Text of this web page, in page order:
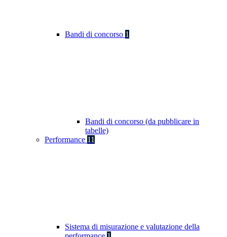
Bandi di concorso 1
Bandi di concorso (da pubblicare in
tabelle)
Performance 11
Sistema di misurazione e valutazione della